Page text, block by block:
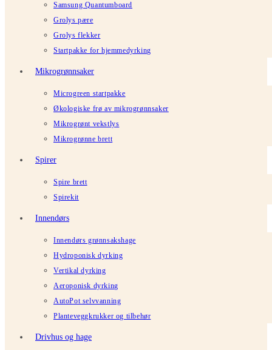
Samsung Quantumboard
Grolys pære
Grolys flekker
Startpakke for hjemmedyrking
Mikrogrønnsaker
Microgreen startpakke
Økologiske frø av mikrogrønnsaker
Mikrogrønt vekstlys
Mikrogrønne brett
Spirer
Spire brett
Spirekit
Innendørs
Innendørs grønnsakshage
Hydroponisk dyrking
Vertikal dyrking
Aeroponisk dyrking
AutoPot selvvanning
Planteveggkrukker og tilbehør
Drivhus og hage